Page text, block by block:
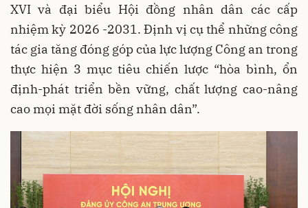
XVI và đại biểu Hội đồng nhân dân các cấp
nhiệm kỳ 2026 -2031. Định vị cụ thể những công
tác gia tăng đóng góp của lực lượng Công an trong
thực hiện 3 mục tiêu chiến lược “hòa bình, ổn
định-phát triển bền vững, chất lượng cao-nâng
cao mọi mặt đời sống nhân dân”.